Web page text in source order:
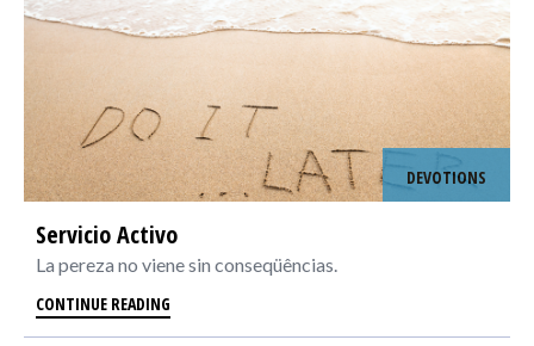
DEVOTIONS
Servicio Activo
La pereza no viene sin conseqüências.
CONTINUE READING